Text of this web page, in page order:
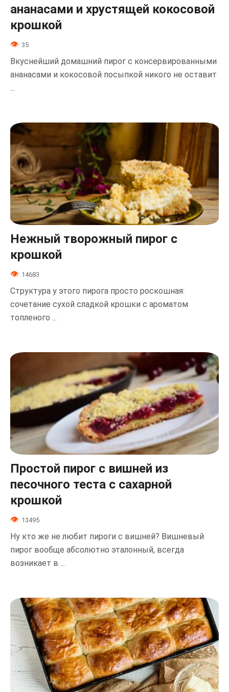
ананасами и хрустящей кокосовой
крошкой
35
Вкуснейший домашний пирог с консервированными
ананасами и кокосовой посыпкой никого не оставит
...
Нежный творожный пирог с
крошкой
14683
Структура у этого пирога просто роскошная:
сочетание сухой сладкой крошки с ароматом
топленого ...
Простой пирог с вишней из
песочного теста с сахарной
крошкой
13495
Ну кто же не любит пироги с вишней? Вишневый
пирог вообще абсолютно эталонный, всегда
возникает в ...